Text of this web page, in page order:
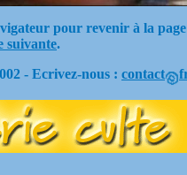
pour revenir à la
suivante.
- Ecrivez-nous : contact